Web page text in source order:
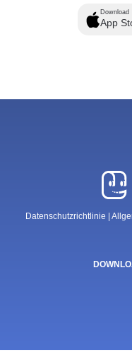
Download
App
Datenschutzrichtlinie